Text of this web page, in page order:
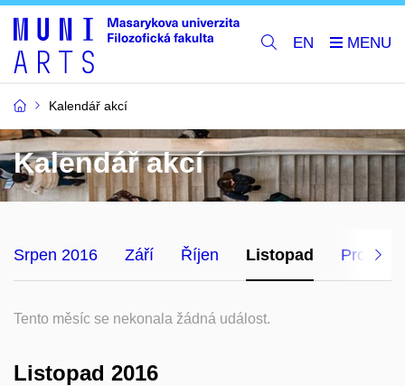
EN
Kalendář akcí
Kalendář akcí
Srpen 2016 Září Říjen Listopad Prosinec
Tento měsíc se nekonala žádná událost.
Listopad 2016